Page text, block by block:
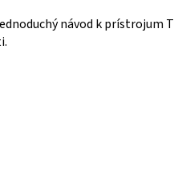
návod k prístrojum